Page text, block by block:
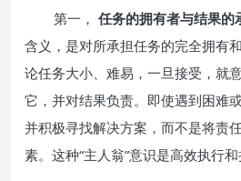
第一， 任务的拥有者与结果的
含义，是对所承担任务的完全拥有
论任务大小、难易，一旦接受，就
它，并对结果负责。即使遇到困难
并积极寻找解决方案，而不是将责
素。这种“主人翁”意识是高效执行和